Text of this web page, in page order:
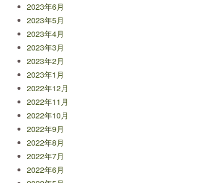
2023年6月
2023年5月
2023年4月
2023年3月
2023年2月
2023年1月
2022年12月
2022年11月
2022年10月
2022年9月
2022年8月
2022年7月
2022年6月